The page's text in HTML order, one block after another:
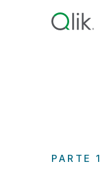
PARTE 1